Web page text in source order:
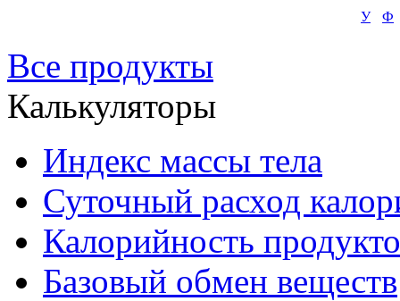
У
Ф
Все продукты
Калькуляторы
Индекс массы тела
Суточный расход
Калорийность
Базовый обмен веществ